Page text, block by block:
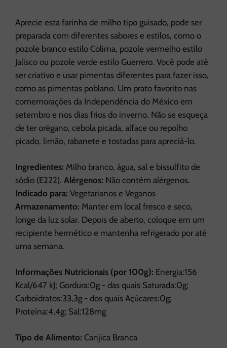
Aprecie esta farinha de milho tipo guisado, pode ser
preparada com diferentes sabores e estilos, como o
pozole branco estilo Colima, pozole vermelho estilo
Jalisco ou pozole verde estilo Guerrero. Você pode até
ser criativo e usar pimentas diferentes para fazer isso,
como as pimentas poblano. Um prato favorito nas
comemorações da Independência do México em
setembro e nos dias frios do inverno. Não se esqueça
de ter orégano, cebola picada, alface ou repolho
picado, limão, rabanete e tostadas para apreciá-lo.
Ingredientes: Milho branco, água, sal e bissulfito de
sódio (E222). Alérgenos: Não contém alérgenos.
Indicado para: Vegetarianos e Veganos
Armazenamento: Manter em local fresco e seco,
longe da luz solar. Depois de aberto, coloque em um
recipiente hermético e mantenha refrigerado por até
uma semana.
Informações Nutricionais (por 100g): Energia:156
Kcal/647 kJ; Gordura:0g - das quais Saturada:0g;
Carboidratos:33,3g - dos quais Açúcares:0g;
Proteína:4,4g; Sal:128mg
Tipo de Alimento: Canjica Branca